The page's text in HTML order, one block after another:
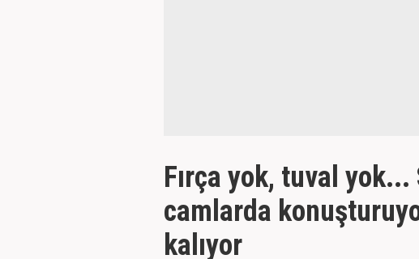
Fırça yok, tuval yok...
camlarda
kalıyor